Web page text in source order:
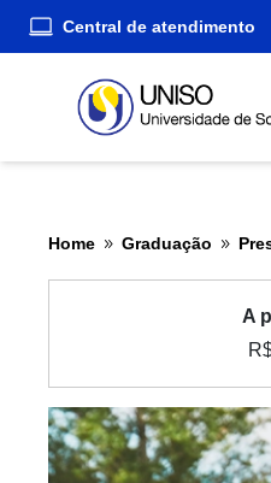
Central de atendimento
Home 9 Graduação 9
A